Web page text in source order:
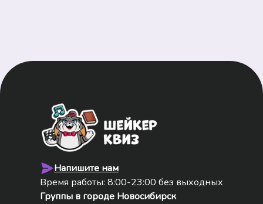
Напишите нам
Время работы: 8:00-23:00 без выходных
Группы в городе Новосибирск